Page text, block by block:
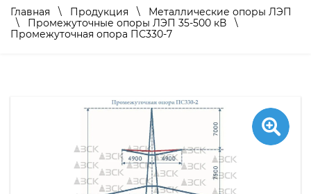
Главная \ Продукция \ Металлические опоры ЛЭП
\ Промежуточные опоры ЛЭП 35-500 кВ \
Промежуточная опора ПС330-7